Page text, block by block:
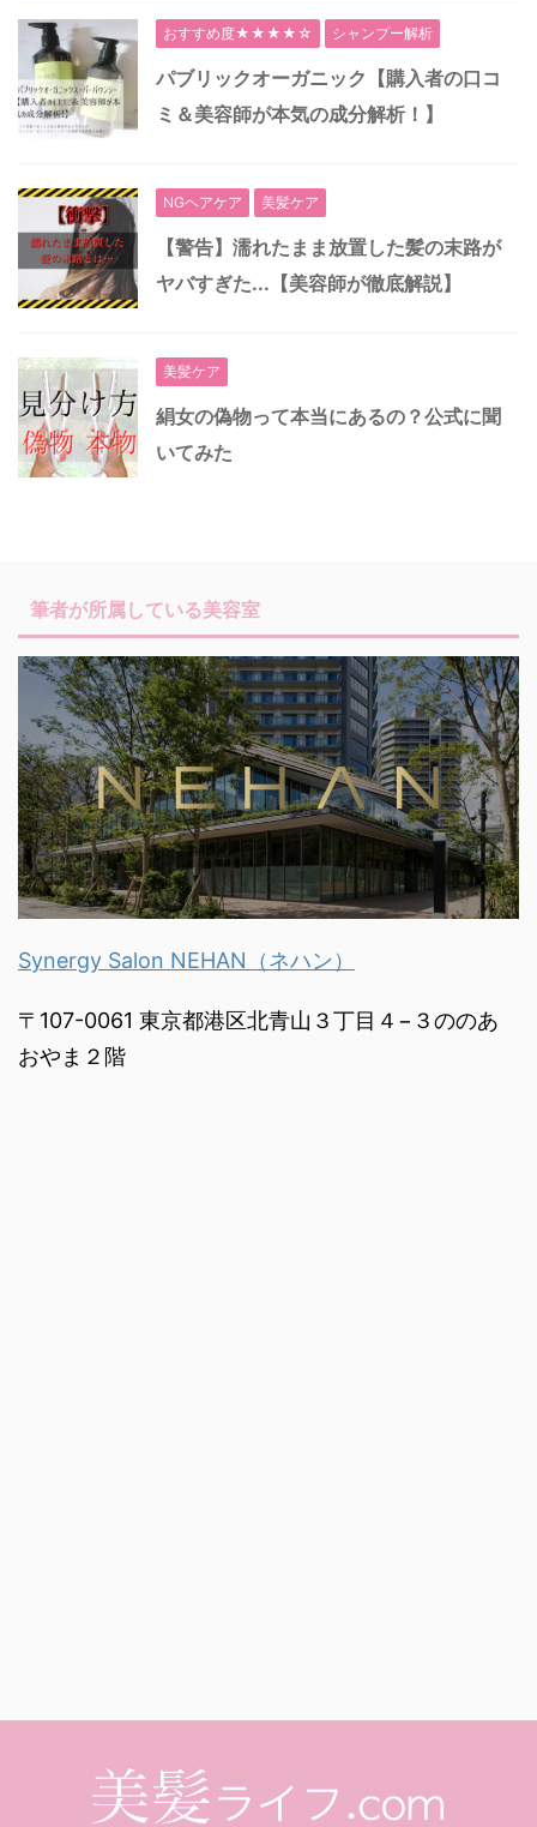
おすすめ度★★★★☆ シャンプー解析
パブリックオーガニック【購入者の口コ
ミ＆美容師が本気の成分解析！】
NGヘアケア 美髪ケア
【警告】濡れたまま放置した髪の末路が
ヤバすぎた...【美容師が徹底解説】
美髪ケア
絹女の偽物って本当にあるの？公式に聞
いてみた
筆者が所属している美容室
Synergy Salon NEHAN（ネハン）
〒107-0061 東京都港区北青山３丁目４−３ののあ
おやま２階